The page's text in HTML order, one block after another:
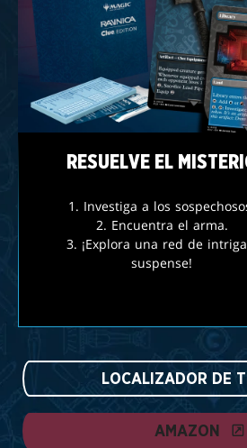
RESUELVE EL
1. Investiga a los
2. Encuentra el arma.
3. ¡Explora una red de
suspense!
LOCALIZADOR DE
AMAZON